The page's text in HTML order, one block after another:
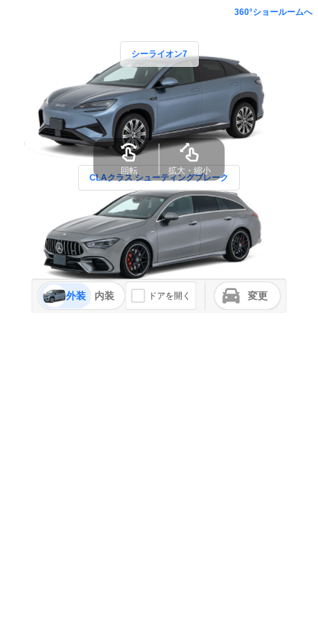
360°ショールームへ
シーライオン7
CLAクラス シューティングブレーク
外装 内装 ドアを開く 変更
回転 拡大・縮小